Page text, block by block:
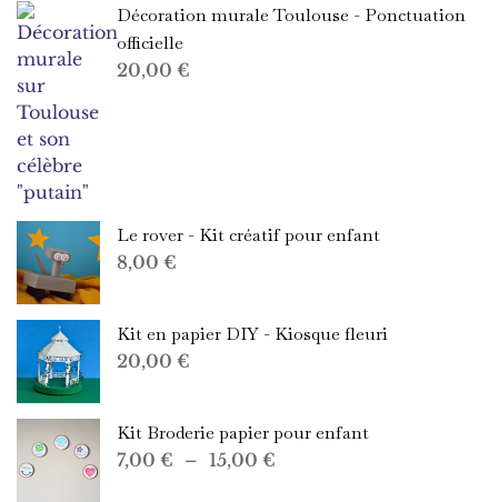
Décoration murale Toulouse - Ponctuation
officielle
20,00 €
Le rover - Kit créatif pour enfant
8,00 €
Kit en papier DIY - Kiosque fleuri
20,00 €
Kit Broderie papier pour enfant
7,00 € – 15,00 €